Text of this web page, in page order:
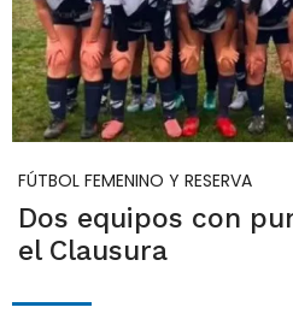
FÚTBOL FEMENINO Y RESERVA
Dos equipos con
el Clausura